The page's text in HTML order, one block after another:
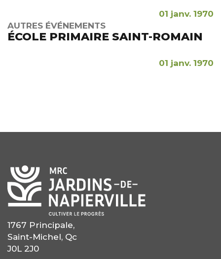
01 janv. 1970
AUTRES ÉVÉNEMENTS
ÉCOLE PRIMAIRE SAINT-ROMAIN
01 janv. 1970
1767 Principale,
Saint-Michel, Qc
J0L 2J0